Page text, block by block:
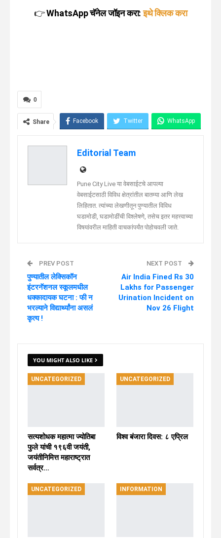
👉WhatsApp चॅनेल जॉइन करा: इथे क्लिक करा
0
Share Facebook Twitter WhatsApp
Editorial Team
Pune City Live या वेबसाईटचे आपल्या
वेबसाईटसाठी विविध क्षेत्रांतील बातम्या आणि लेख
लिहितात. त्यांच्या लेखणीतून पुण्यातील विविध
घडामोडी, घडामोडींची विश्लेषणे, तसेच इतर महत्त्वाच्या
विषयांवरील माहिती वाचकांपर्यंत पोहोचवली जाते.
PREV POST
पुण्यातील लेक्सिकॉन
इंटरनॅशनल स्कूलमधील
धक्कादायक घटना : फी न
भरल्याने विद्यार्थ्यांना असलं
कृत्य !
NEXT POST
Air India Fined Rs 30
Lakhs for Passenger
Urination Incident on
Nov 26 Flight
YOU MIGHT ALSO LIKE
UNCATEGORIZED
सत्यशोधक महात्मा ज्योतिबा
फुले यांची १९६वी जयंती,
जयंतीनिमित्त महाराष्ट्रात
सर्वत्र…
UNCATEGORIZED
विश्व बंजारा दिवस: ८ एप्रिल
UNCATEGORIZED INFORMATION